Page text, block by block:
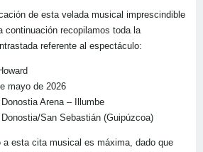
de esta velada musical imprescindible
continuación recopilamos toda la
referente al espectáculo:
mayo de 2026
Donostia Arena – Illumbe
Donostia/San Sebastián (Guipúzcoa)
a esta cita musical es máxima, dado que